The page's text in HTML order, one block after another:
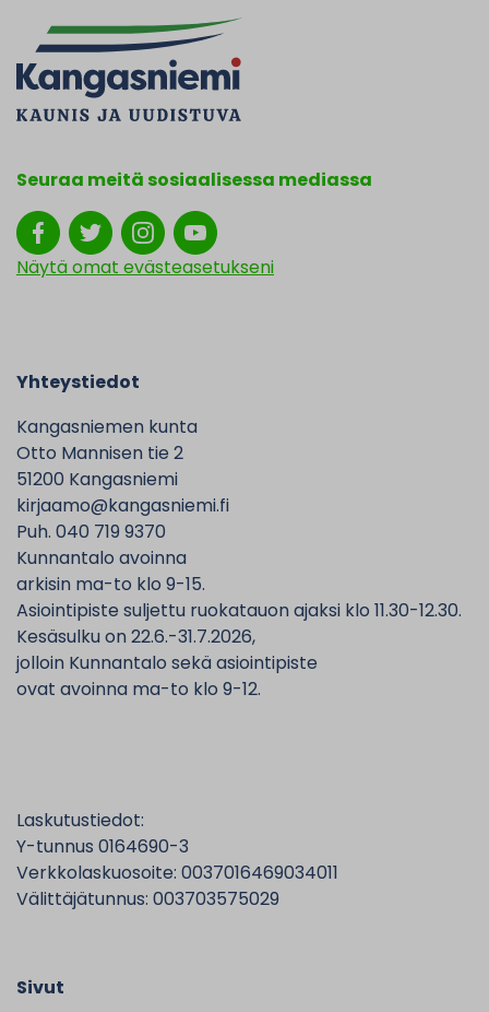
Seuraa meitä sosiaalisessa mediassa
Näytä omat evästeasetukseni
Yhteystiedot
Kangasniemen kunta
Otto Mannisen tie 2
51200 Kangasniemi
kirjaamo@kangasniemi.fi
Puh. 040 719 9370
Kunnantalo avoinna
arkisin ma-to klo 9-15.
Asiointipiste suljettu ruokatauon ajaksi klo 11.30-12.30.
Kesäsulku on 22.6.-31.7.2026,
jolloin Kunnantalo sekä asiointipiste
ovat avoinna ma-to klo 9-12.
Laskutustiedot:
Y-tunnus 0164690-3
Verkkolaskuosoite: 0037016469034011
Välittäjätunnus: 003703575029
Sivut